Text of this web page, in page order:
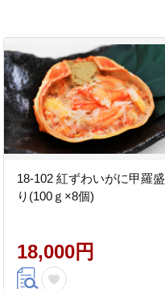
18-102 紅ずわいがに甲羅盛
り(100ｇ×8個)
18,000円